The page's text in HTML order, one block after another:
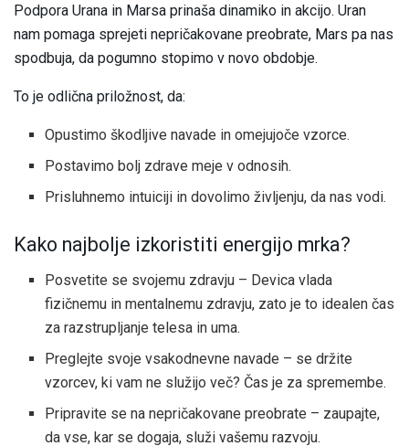
Podpora Urana in Marsa prinaša dinamiko in akcijo. Uran
nam pomaga sprejeti nepričakovane preobrate, Mars pa nas
spodbuja, da pogumno stopimo v novo obdobje.
To je odlična priložnost, da:
Opustimo škodljive navade in omejujoče vzorce.
Postavimo bolj zdrave meje v odnosih.
Prisluhnemo intuiciji in dovolimo življenju, da nas vodi.
Kako najbolje izkoristiti energijo mrka?
Posvetite se svojemu zdravju – Devica vlada
fizičnemu in mentalnemu zdravju, zato je to idealen čas
za razstrupljanje telesa in uma.
Preglejte svoje vsakodnevne navade – se držite
vzorcev, ki vam ne služijo več? Čas je za spremembe.
Pripravite se na nepričakovane preobrate – zaupajte,
da vse, kar se dogaja, služi vašemu razvoju.